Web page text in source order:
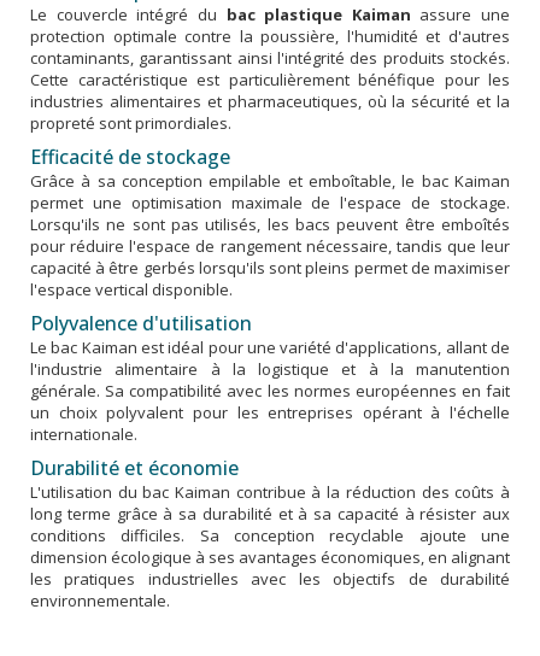
Le couvercle intégré du bac plastique Kaiman assure une
protection optimale contre la poussière, l'humidité et d'autres
contaminants, garantissant ainsi l'intégrité des produits stockés.
Cette caractéristique est particulièrement bénéfique pour les
industries alimentaires et pharmaceutiques, où la sécurité et la
propreté sont primordiales.
Efficacité de stockage
Grâce à sa conception empilable et emboîtable, le bac Kaiman
permet une optimisation maximale de l'espace de stockage.
Lorsqu'ils ne sont pas utilisés, les bacs peuvent être emboîtés
pour réduire l'espace de rangement nécessaire, tandis que leur
capacité à être gerbés lorsqu'ils sont pleins permet de maximiser
l'espace vertical disponible.
Polyvalence d'utilisation
Le bac Kaiman est idéal pour une variété d'applications, allant de
l'industrie alimentaire à la logistique et à la manutention
générale. Sa compatibilité avec les normes européennes en fait
un choix polyvalent pour les entreprises opérant à l'échelle
internationale.
Durabilité et économie
L'utilisation du bac Kaiman contribue à la réduction des coûts à
long terme grâce à sa durabilité et à sa capacité à résister aux
conditions difficiles. Sa conception recyclable ajoute une
dimension écologique à ses avantages économiques, en alignant
les pratiques industrielles avec les objectifs de durabilité
environnementale.